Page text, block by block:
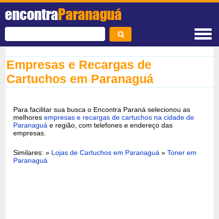
encontraParanaguá
Empresas e Recargas de
Cartuchos em Paranaguá
Para facilitar sua busca o Encontra Paraná selecionou as
melhoresempresas e recargas de cartuchos na cidade de
Paranaguá e região, com telefones e endereço das
empresas.
Similares: » Lojas de Cartuchos em Paranaguá »Toner em
Paranaguá